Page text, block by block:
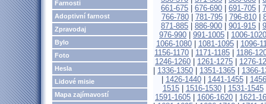
Farnosti
Adoptivní farnost
Zpravodaj
Bylo
Foto
Hesla
Lidové misie
Mapa zajímavostí
661-675
676-690 691-705
766-780| 781-795| 796-810|
871-885
886-900 901-915
976-990
991-1005
1006-1020
1066-1080| 1081-1095| 1096-
1156-1170
1171-1185
1186-
1246-1260
1261-1275
1276-
1336-1350 1351-1365
1366-
1426-1440| 1441-1455|
1515| 1516-1530| 1531-1545
1591-1605
1606-1620
1621-